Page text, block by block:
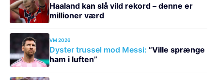
Haaland kan slå vild rekord – denne er
millioner værd
VM 2026
Dyster trussel mod Messi: “Ville sprænge
ham i luften”